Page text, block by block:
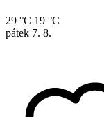
29 °C 19 °C
pátek 7. 8.